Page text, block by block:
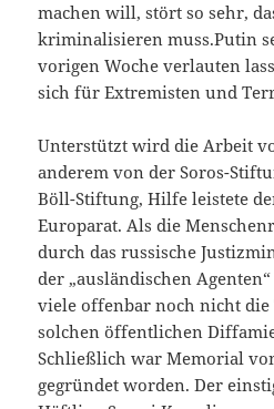
machen will, stört so sehr,
kriminalisieren muss.Putin
vorigen Woche verlauten
sich für Extremisten und
Unterstützt wird die Arbeit
anderem von der Soros-
Böll-Stiftung, Hilfe leistete
Europarat. Als die
durch das russische
der „ausländischen
viele offenbar noch nicht
solchen öffentlichen
Schließlich war Memorial
gegründet worden. Der